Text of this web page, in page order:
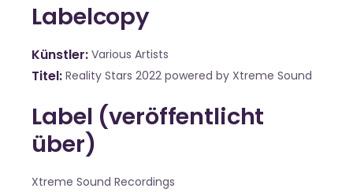
Labelcopy
Künstler Various Artists
Titel Reality Stars 2022 powered by Xtreme Sound
Label (veröffentlicht
über)
Xtreme Sound Recordings